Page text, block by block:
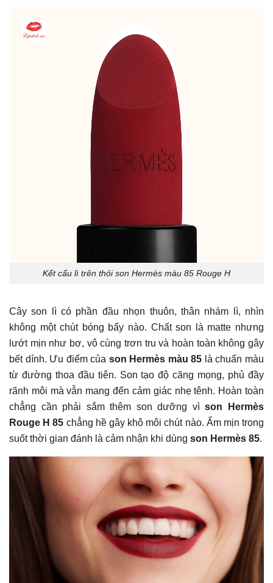
Kết cấu lì trên thỏi son Hermès màu 85 Rouge H
Cây son lì có phần đầu nhọn thuôn, thân nhám lì, nhìn
không một chút bóng bẩy nào. Chất son là matte nhưng
lướt mịn như bơ, vô cùng trơn tru và hoàn toàn không gây
bết dính. Ưu điểm của son Hermès màu 85 là chuẩn màu
từ đường thoa đầu tiên. Son tạo độ căng mọng, phủ đầy
rãnh môi mà vẫn mang đến cảm giác nhẹ tênh. Hoàn toàn
chẳng cần phải sắm thêm son dưỡng vìson Hermès
Rouge H 85 chẳng hề gây khô môi chút nào. Ẩm mịn trong
suốt thời gian đánh là cảm nhận khi dùng son Hermès 85.